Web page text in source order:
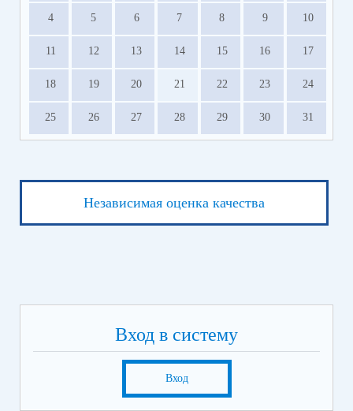
4 5 6 7 8 9 10
11 12 13 14 15 16 17
18 19 20 21 22 23 24
25 26 27 28 29 30 31
Независимая оценка качества
Вход в систему
Вход